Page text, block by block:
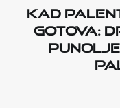
Kad
gotova: